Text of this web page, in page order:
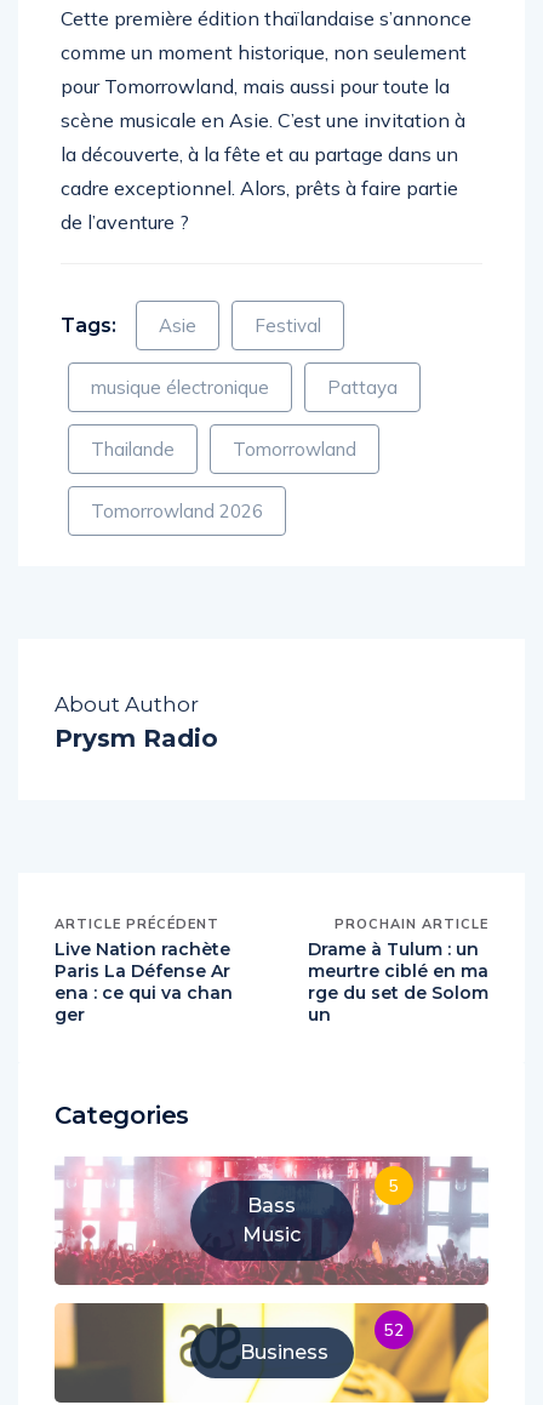
Cette première édition thaïlandaise s’annonce
comme un moment historique, non seulement
pour Tomorrowland, mais aussi pour toute la
scène musicale en Asie. C’est une invitation à
la découverte, à la fête et au partage dans un
cadre exceptionnel. Alors, prêts à faire partie
de l’aventure ?
Tags: Asie Festival
musique électronique Pattaya
Thailande Tomorrowland
Tomorrowland 2026
About Author
Prysm Radio
ARTICLE PRÉCÉDENT
Live Nation rachète
Paris La Défense Ar
ena : ce qui va chan
ger
PROCHAIN ARTICLE
Drame à Tulum : un
meurtre ciblé en ma
rge du set de Solom
un
Categories
Bass
Music
5
Business
52